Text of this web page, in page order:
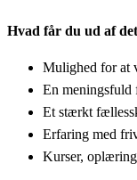
Hvad får du ud af
Mulighed for at
En
Et stærkt
Erfaring med
Kurser,